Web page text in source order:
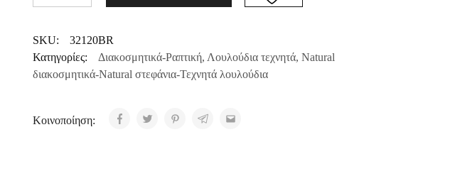
SKU:
32120BR
Κατηγορίες:
Διακοσμητικά-Ραπτική, Λουλούδια τεχνητά, Natural
διακοσμητικά-Natural στεφάνια-Τεχνητά λουλούδια
Κοινοποίηση: